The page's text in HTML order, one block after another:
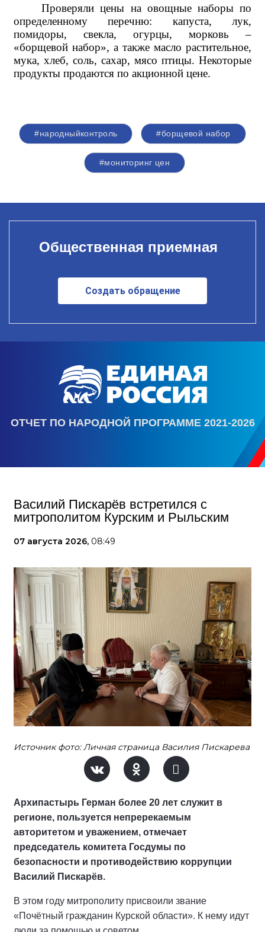
Проверяли цены на овощные наборы по
определенному перечню: капуста, лук,
помидоры, свекла, огурцы, морковь –
«борщевой набор», а также масло растительное,
мука, хлеб, соль, сахар, мясо птицы. Некоторые
продукты продаются по акционной цене.
#народныйконтроль #борщевой набор
#мониторинг цен
Общественная приемная
Создать обращение
ОТЧЕТ ПО НАРОДНОЙ ПРОГРАММЕ 2021-2026
Василий Пискарёв встретился с
митрополитом Курским и Рыльским
07 августа 2026, 08:49
Источник фото: Личная страница Василия Пискарева
Архипастырь Герман более 20 лет служит в
регионе, пользуется непререкаемым
авторитетом и уважением, отмечает
председатель комитета Госдумы по
безопасности и противодействию коррупции
Василий Пискарёв.
В этом году митрополиту присвоили звание
«Почётный гражданин Курской области». К нему идут